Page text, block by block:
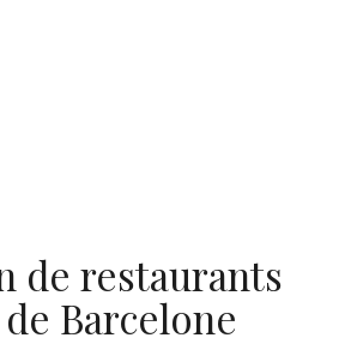
de restaurants
Barcelone